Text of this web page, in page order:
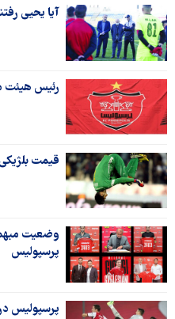
آیا یحیی
رئیس هیئت
قیمت بلژیکی
وضعیت
پرسپولیس
پرسپولیس